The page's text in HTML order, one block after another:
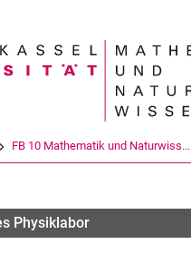
FB 10 Mathematik und Naturwiss...
Physiklabor